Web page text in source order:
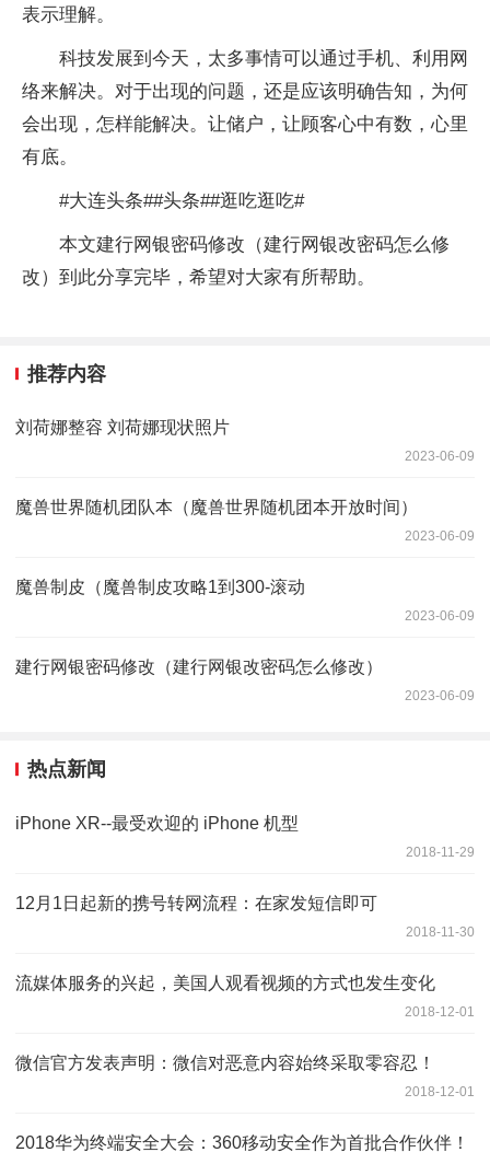
表示理解。
科技发展到今天，太多事情可以通过手机、利用网
络来解决。对于出现的问题，还是应该明确告知，为何
会出现，怎样能解决。让储户，让顾客心中有数，心里
有底。
#大连头条##头条##逛吃逛吃#
本文建行网银密码修改（建行网银改密码怎么修
改）到此分享完毕，希望对大家有所帮助。
推荐内容
刘荷娜整容 刘荷娜现状照片
2023-06-09
魔兽世界随机团队本（魔兽世界随机团本开放时间）
2023-06-09
魔兽制皮（魔兽制皮攻略1到300-滚动
2023-06-09
建行网银密码修改（建行网银改密码怎么修改）
2023-06-09
热点新闻
iPhone XR--最受欢迎的 iPhone 机型
2018-11-29
12月1日起新的携号转网流程：在家发短信即可
2018-11-30
流媒体服务的兴起，美国人观看视频的方式也发生变化
2018-12-01
微信官方发表声明：微信对恶意内容始终采取零容忍！
2018-12-01
2018华为终端安全大会：360移动安全作为首批合作伙伴！